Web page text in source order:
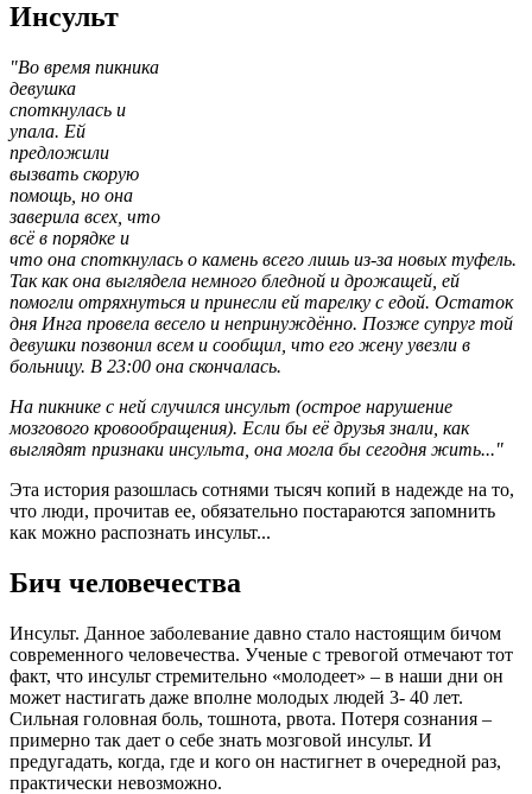
Инсульт
"Во время пикника
девушка
споткнулась и
упала. Ей
предложили
вызвать скорую
помощь, но она
заверила всех, что
всё в порядке и
что она споткнулась о камень всего лишь из-за новых туфель.
Так как она выглядела немного бледной и дрожащей, ей
помогли отряхнуться и принесли ей тарелку с едой. Остаток
дня Инга провела весело и непринуждённо. Позже супруг той
девушки позвонил всем и сообщил, что его жену увезли в
больницу. В 23:00 она скончалась.
На пикнике с ней случился инсульт (острое нарушение
мозгового кровообращения). Если бы её друзья знали, как
выглядят признаки инсульта, она могла бы сегодня жить..."
Эта история разошлась сотнями тысяч копий в надежде на то,
что люди, прочитав ее, обязательно постараются запомнить
как можно распознать инсульт...
Бич человечества
Инсульт. Данное заболевание давно стало настоящим бичом
современного человечества. Ученые с тревогой отмечают тот
факт, что инсульт стремительно «молодеет» – в наши дни он
может настигать даже вполне молодых людей 3- 40 лет.
Сильная головная боль, тошнота, рвота. Потеря сознания –
примерно так дает о себе знать мозговой инсульт. И
предугадать, когда, где и кого он настигнет в очередной раз,
практически невозможно.